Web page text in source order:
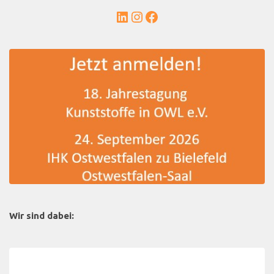
LinkedIn
Instagram
Facebook
Wir sind dabei: